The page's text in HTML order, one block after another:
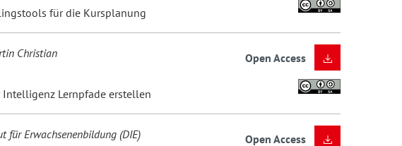
für die Kursplanung
Christian
Lernpfade erstellen
Open Access
für Erwachsenenbildung (DIE)
Open Access